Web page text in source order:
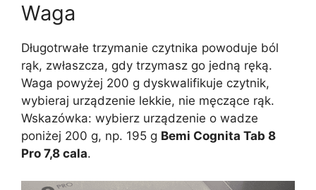
Waga
Długotrwałe trzymanie czytnika powoduje ból
rąk, zwłaszcza, gdy trzymasz go jedną ręką.
Waga powyżej 200 g dyskwalifikuje czytnik,
wybieraj urządzenie lekkie, nie męczące rąk.
Wskazówka: wybierz urządzenie o wadze
poniżej 200 g, np. 195 g Bemi Cognita Tab 8
Pro 7,8 cala.